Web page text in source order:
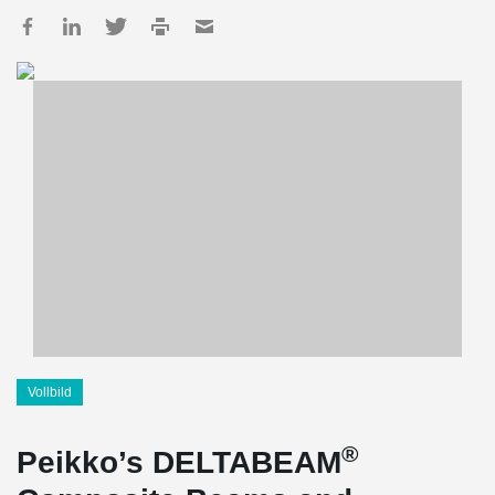
Vollbild
Peikko’s DELTABEAM®